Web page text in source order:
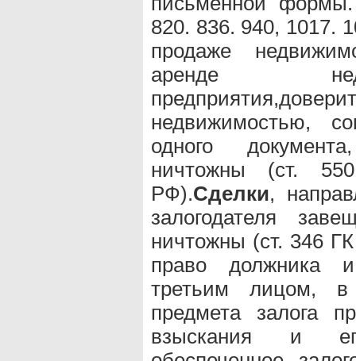
820. 836. 940, 1017.
продаже
аренде
недвижимостью,
одного
ничтожны (ст.
РФ).Сделки,
залогодателя
ничтожны (ст. 346
право должника и
третьим лицом,
предмета залога
взыскания и